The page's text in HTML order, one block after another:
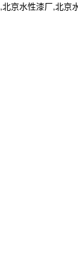
,北京水性漆厂,北京